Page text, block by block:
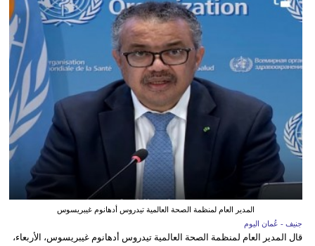
المدير العام لمنظمة الصحة العالمية تيدروس أدهانوم غيبريسوس
جنيف - عُمان اليوم
قال المدير العام لمنظمة الصحة العالمية تيدروس أدهانوم غيبريسوس، الأربعاء،